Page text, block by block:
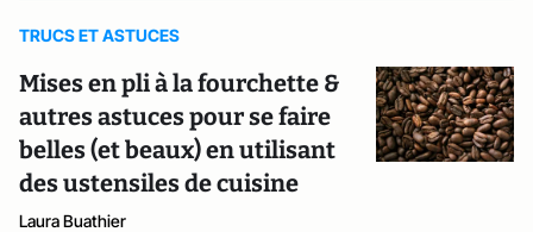
TRUCS ET ASTUCES
Mises en pli à la fourchette &
autres astuces pour se faire
belles (et beaux) en utilisant
des ustensiles de cuisine
Laura Buathier